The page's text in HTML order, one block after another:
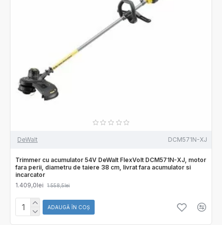
DeWalt DCM571N-XJ
Trimmer cu acumulator 54V DeWalt FlexVolt DCM571N-XJ, motor
fara perii, diametru de taiere 38 cm, livrat fara acumulator si
incarcator
1.409,0lei
1.558,5lei
ADAUGĂ ÎN COŞ